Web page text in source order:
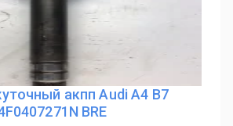
акпп Audi A4 B7
BRE